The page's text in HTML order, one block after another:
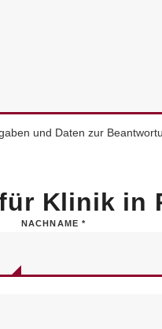
und Daten zur
Klinik in
NACHNAME*